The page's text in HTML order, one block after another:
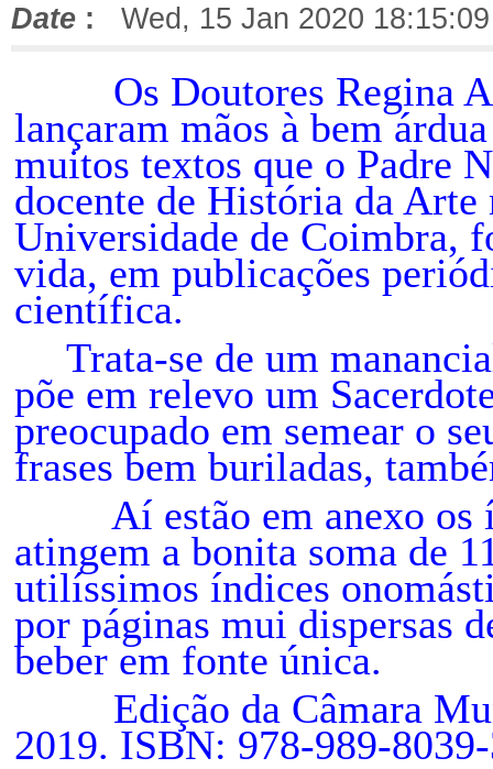
Date : Wed, 15 Jan 2020
Os Doutores Regina
lançaram mãos à bem
muitos textos que o Padre
docente de História da Arte
Universidade de Coimbra,
vida, em publicações
científica.
Trata-se de um
põe em relevo um
preocupado em semear o
frases bem buriladas,
Aí estão em anexo os
atingem a bonita soma de
utilíssimos índices
por páginas mui dispersas
beber em fonte única.
Edição da Câmara
2019. ISBN: 978-989-